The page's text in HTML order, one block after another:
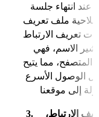
عند انتهاء جلسة
صلاحية ملف تعريف
تعريف الارتباط
يشير الاسم، فهي
المتصفح، مما يتيح
الوصول الأسرع
3. أنواع ملفات تعريف الارتباط،